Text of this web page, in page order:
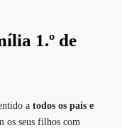
1.º de
a todos os pais e
os seus filhos com